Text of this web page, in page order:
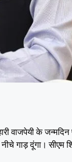
वाजपेयी के
गाड़ दूंगा। सीएम